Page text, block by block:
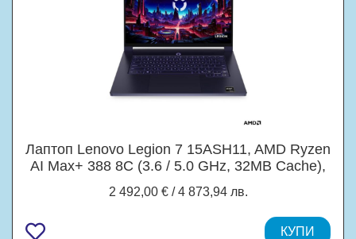
Лаптоп Lenovo Legion 7 15ASH11, AMD Ryzen
AI Max+ 388 8C (3.6 / 5.0 GHz, 32MB Cache),
Display, AMD Radeon 8060S, 32GB LPDDR5X,
1TB M.2 NVMe SSD, Windows 11 Home
2 492,00 € / 4 873,94 лв.
КУПИ